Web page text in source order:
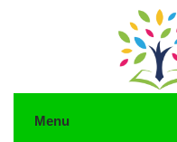
Menu